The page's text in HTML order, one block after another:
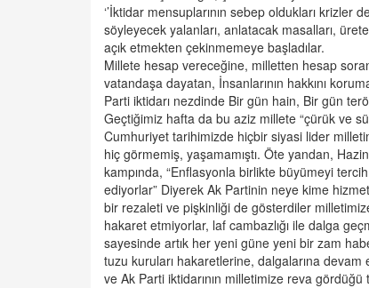
‘’İktidar mensuplarının sebep oldukları
söyleyecek yalanları, anlatacak masalları,
açık etmekten çekinmemeye başladılar.
Millete hesap vereceğine, milletten hesap
vatandaşa dayatan, İnsanlarının hakkını
Parti iktidarı nezdinde Bir gün hain, Bir gün
Geçtiğimiz hafta da bu aziz millete “çürük ve
Cumhuriyet tarihimizde hiçbir siyasi lider
hiç görmemiş, yaşamamıştı. Öte yandan,
kampında, “Enflasyonla birlikte büyümeyi
ediyorlar” Diyerek Ak Partinin neye kime
bir rezaleti ve pişkinliği de gösterdiler
hakaret etmiyorlar, laf cambazlığı ile dalga
sayesinde artık her yeni güne yeni bir zam
tuzu kuruları hakaretlerine, dalgalarına
ve Ak Parti iktidarının milletimize reva